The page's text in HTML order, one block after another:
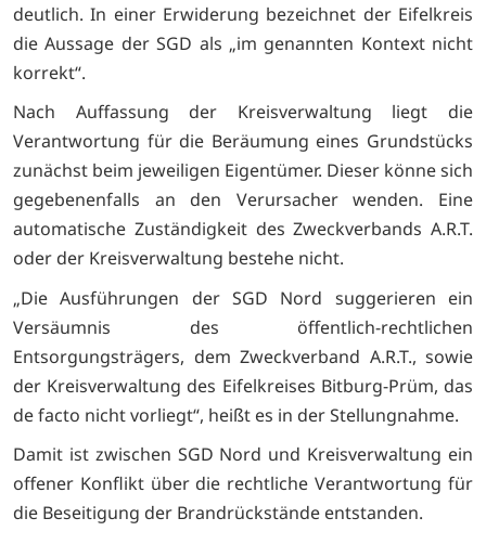
deutlich. In einer Erwiderung bezeichnet der Eifelkreis
die Aussage der SGD als „im genannten Kontext nicht
korrekt“.
Nach Auffassung der Kreisverwaltung liegt die
Verantwortung für die Beräumung eines Grundstücks
zunächst beim jeweiligen Eigentümer. Dieser könne sich
gegebenenfalls an den Verursacher wenden. Eine
automatische Zuständigkeit des Zweckverbands A.R.T.
oder der Kreisverwaltung bestehe nicht.
„Die Ausführungen der SGD Nord suggerieren ein
Versäumnis des öffentlich-rechtlichen
Entsorgungsträgers, dem Zweckverband A.R.T., sowie
der Kreisverwaltung des Eifelkreises Bitburg-Prüm, das
de facto nicht vorliegt“, heißt es in der Stellungnahme.
Damit ist zwischen SGD Nord und Kreisverwaltung ein
offener Konflikt über die rechtliche Verantwortung für
die Beseitigung der Brandrückstände entstanden.